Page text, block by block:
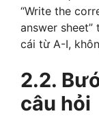
“Write the
answer
cái từ A-I,
2.2.
câu hỏi